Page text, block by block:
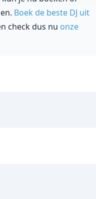
Boek de beste DJ uit
check dus nu onze